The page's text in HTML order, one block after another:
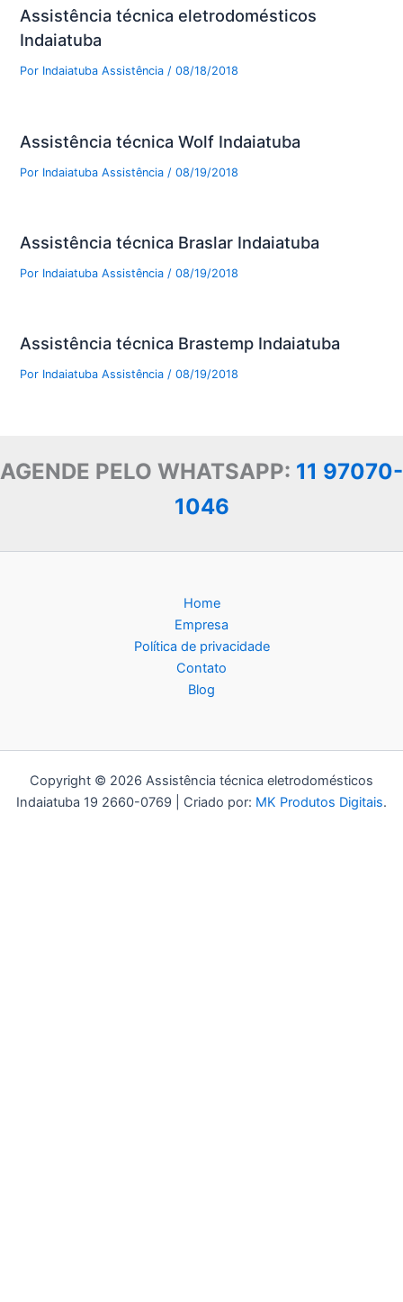
Assistência técnica eletrodomésticos
Indaiatuba
Por Indaiatuba Assistência/08/18/2018
Assistência técnica Wolf Indaiatuba
Por Indaiatuba Assistência /08/19/2018
Assistência técnica Braslar Indaiatuba
Por Indaiatuba Assistência /08/19/2018
Assistência técnica Brastemp Indaiatuba
Por Indaiatuba Assistência /08/19/2018
AGENDE PELO WHATSAPP: 11 97070-
1046
Home
Empresa
Política de privacidade
Contato
Blog
Copyright © 2026 Assistência técnica eletrodomésticos
Indaiatuba 19 2660-0769 | Criado por: MK Produtos Digitais.